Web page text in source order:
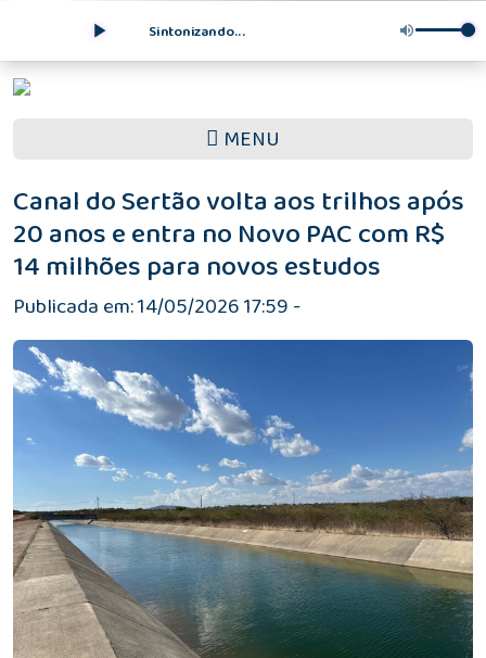
Sintonizando...
MENU
Canal do Sertão volta aos trilhos após
20 anos e entra no Novo PAC com R$
14 milhões para novos estudos
Publicada em: 14/05/2026 17:59 -